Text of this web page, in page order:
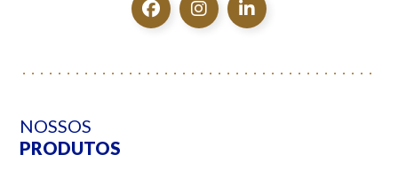
NOSSOS
PRODUTOS